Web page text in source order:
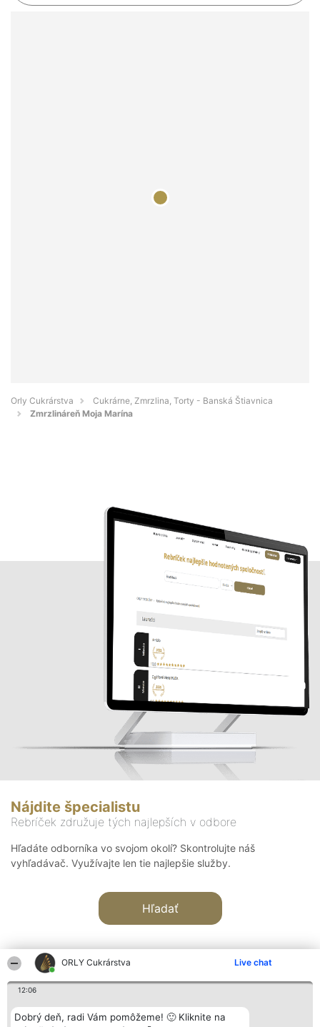
ORLY Cukrárstva Live chat
12:06
Dobrý deň, radi Vám pomôžeme! 🙂 Kliknite na
Orly Cukrárstva
Cukrárne, Zmrzlina, Torty - Banská Štiavnica
Zmrzlináreň Moja Marína
Nájdite špecialistu
Rebríček združuje tých najlepších v odbore
Hľadáte odborníka vo svojom okolí? Skontrolujte náš
vyhľadávač. Využívajte len tie najlepšie služby.
Hľadať
Organizátor hodnotenia
Bright Side Solutions sp. z o.
Hodnotenie
Laureáti
Kontakt
Kontakt